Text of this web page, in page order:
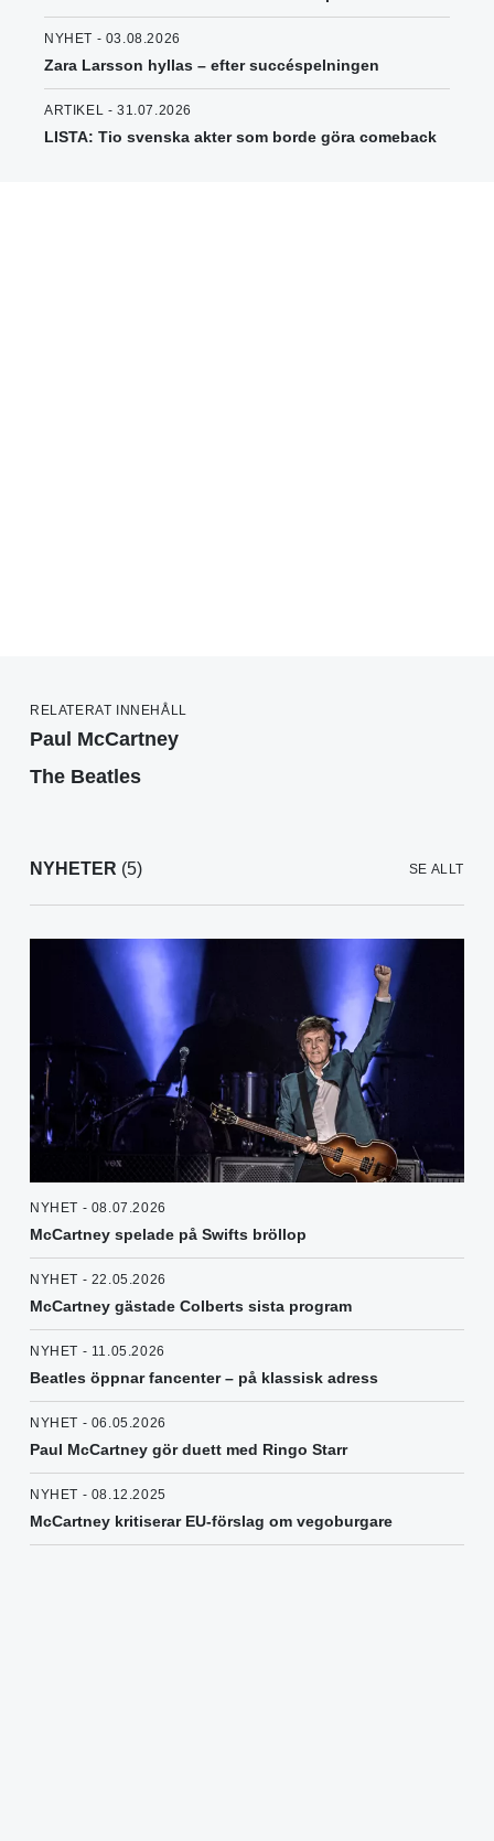
NYHET - 03.08.2026
Zara Larsson hyllas – efter succéspelningen
ARTIKEL - 31.07.2026
LISTA: Tio svenska akter som borde göra comeback
RELATERAT INNEHÅLL
Paul McCartney
The Beatles
NYHETER (5) SE ALLT
NYHET - 08.07.2026
McCartney spelade på Swifts bröllop
NYHET - 22.05.2026
McCartney gästade Colberts sista program
NYHET - 11.05.2026
Beatles öppnar fancenter – på klassisk adress
NYHET - 06.05.2026
Paul McCartney gör duett med Ringo Starr
NYHET - 08.12.2025
McCartney kritiserar EU-förslag om vegoburgare